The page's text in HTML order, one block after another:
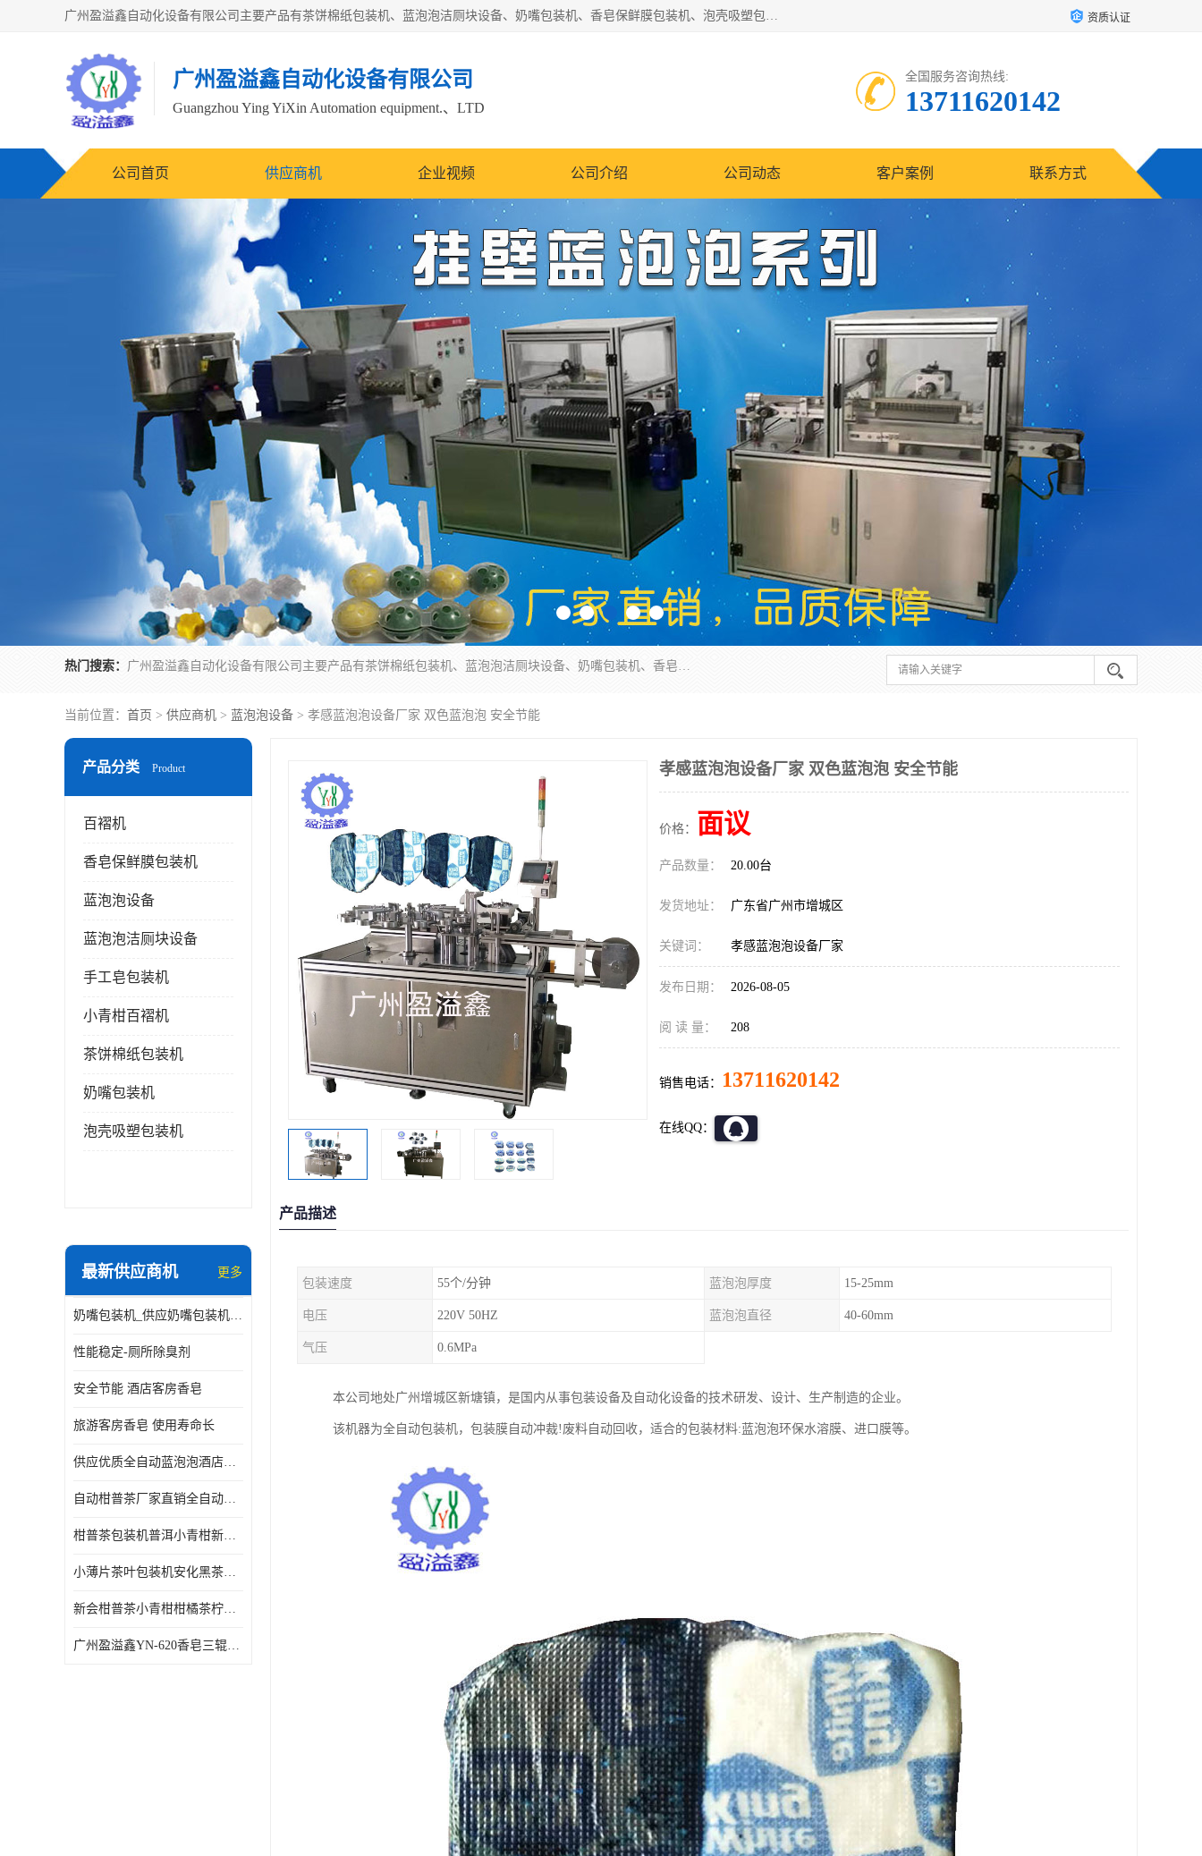
广州盈溢鑫自动化设备有限公司主要产品有茶饼棉纸包装机、蓝泡泡洁厕块设备、奶嘴包装机、香皂保鲜膜包装机、泡壳吸塑包装机、手工皂包装机、百褶机等产品，并根据客户要求生产非标自动化机械及生产线。欢迎广大客户来电咨询！ 资质认证
广州盈溢鑫自动化设备有限公司
Guangzhou Ying YiXin Automation equipment.、LTD
全国服务咨询热线:
13711620142
公司首页 供应商机 企业视频 公司介绍 公司动态 客户案例 联系方式
热门搜索： 广州盈溢鑫自动化设备有限公司主要产品有茶饼棉纸包装机、蓝泡泡洁厕块设备、奶嘴包装机、香皂保鲜膜包装机、泡壳吸塑包装机、手工皂包装机、百褶机等产品，并根据客户要求生产非标自动化机械及生产线。欢迎广大客户来电咨询！
当前位置： 首页 > 供应商机 > 蓝泡泡设备 > 孝感蓝泡泡设备厂家 双色蓝泡泡 安全节能
产品分类 Product
百褶机
香皂保鲜膜包装机
蓝泡泡设备
蓝泡泡洁厕块设备
手工皂包装机
小青柑百褶机
茶饼棉纸包装机
奶嘴包装机
泡壳吸塑包装机
最新供应商机 更多
奶嘴包装机_供应奶嘴包装机_奶嘴包装机厂家
性能稳定-厕所除臭剂
安全节能 酒店客房香皂
旅游客房香皂 使用寿命长
供应优质全自动蓝泡泡酒店香皂出条机
自动柑普茶厂家直销全自动新会小青柑柑普茶包装机
柑普茶包装机普洱小青柑新会甘普茶柠檬茶小沱茶小茶饼茶包
小薄片茶叶包装机安化黑茶小茶饼云南普洱茶生茶自动包装机
新会柑普茶小青柑柑橘茶柠檬茶小金柑自动包装机
广州盈溢鑫YN-620香皂三辊研磨机
孝感蓝泡泡设备厂家 双色蓝泡泡 安全节能
价格： 面议
产品数量： 20.00台
发货地址： 广东省广州市增城区
关键词： 孝感蓝泡泡设备厂家
发布日期： 2026-08-05
阅 读 量： 208
销售电话： 13711620142
在线QQ：
产品描述
包装速度 55个/分钟 蓝泡泡厚度 15-25mm
电压 220V 50HZ 蓝泡泡直径 40-60mm
气压 0.6MPa
本公司地处广州增城区新塘镇，是国内从事包装设备及自动化设备的技术研发、设计、生产制造的企业。
该机器为全自动包装机，包装膜自动冲裁!废料自动回收，适合的包装材料:蓝泡泡环保水溶膜、进口膜等。